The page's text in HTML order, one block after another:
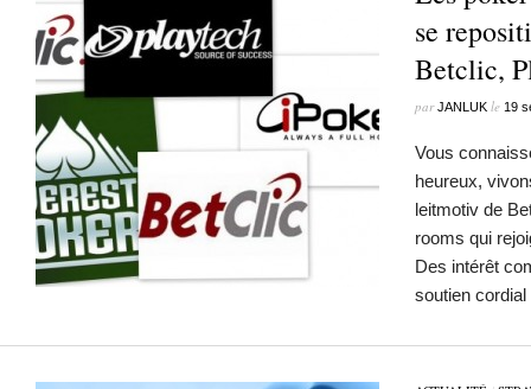
se
Betclic,
parJANLUK le 19
Vous
heureux,
leitmotiv de
rooms qui
Des intérêt
soutien